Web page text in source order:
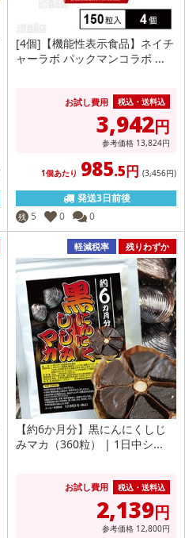
[4個]【機能性表示食品】ネイチ
ャーラボ パックマンコラボ ...
お試し費用 税込・送料込
3,942円
参考価格 13,824円
1個あたり 985.5円 (3,456円)
発送3日前後
残 5 0 0
軽減税率 残りわずか
【約6か月分】黒にんにくしじ
みマカ（360粒） | 1日中シ...
お試し費用 税込・送料込
2,139円
参考価格 12,800円